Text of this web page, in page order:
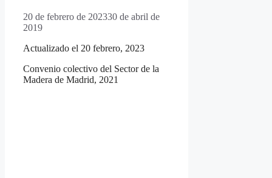
20 de febrero de 202330 de abril de
2019
Actualizado el 20 febrero, 2023
Convenio colectivo del Sector de la
Madera de Madrid, 2021